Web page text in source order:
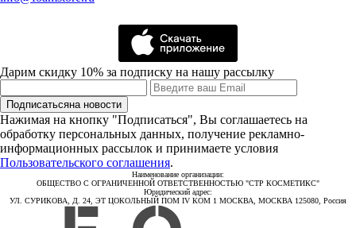
Дарим скидку 10% за подписку на нашу рассылку
Подписатьсяна новости
Нажимая на кнопку "Подписаться", Вы соглашаетесь на
обработку персональных данных, получение рекламно-
информационных рассылок и принимаете условия
Пользовательского соглашения.
Наименование организации:
ОБЩЕСТВО С ОГРАНИЧЕННОЙ ОТВЕТСТВЕННОСТЬЮ "СТР КОСМЕТИКС"
Юридический адрес:
УЛ. СУРИКОВА, Д. 24, ЭТ ЦОКОЛЬНЫЙ ПОМ IV КОМ 1 МОСКВА, МОСКВА 125080, Россия